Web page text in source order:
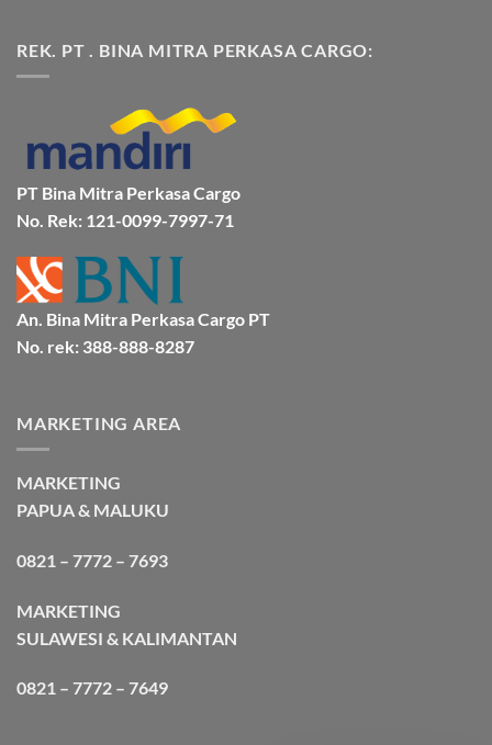
Jakarta
ke
Bitung
Lebih
pada
Ekspedisi
&
Aman
Bersama
Bmp
Cargo
REK. PT . BINA MITRA PERKASA CARGO:
PT Bina Mitra Perkasa Cargo
No. Rek: 121-0099-7997-71
An. Bina Mitra Perkasa Cargo PT
No. rek: 388-888-8287
MARKETING AREA
MARKETING
PAPUA & MALUKU
0821 – 7772 – 7693
MARKETING
SULAWESI & KALIMANTAN
0821 – 7772 – 7649